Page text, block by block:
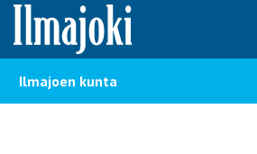
Hyppää sisältöön
Ilmajoen kunta